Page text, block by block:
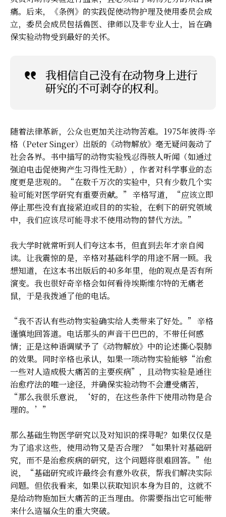
痛。后来，《条例》的实践促使动物护理及使用委员会成
立，委员会成员包括兽医、律师以及非专业人士，旨在确
保实验动物受到最好的关怀。
我相信自己没有在动物身上进行
研究的不可剥夺的权利。
随着法律革新，公众也更加关注动物苦难。1975年彼得·辛
格（Peter Singer）出版的《动物解放》毫无疑问轰动了
社会各界。书中描写的动物实验残忍得骇人听闻（如通过
强迫电击促使狗产生习得性无助），作者对科学事业的态
度更是悲观的。“在数千万次的实验中，只有少数几个实
验可能对医学研究有重要贡献。” 辛格写道，“应该立即
停止那些没有直接紧迫或目的的实验，在剩下的研究领域
中，我们应该尽可能寻求不使用动物的替代方法。”
我大学时就常听到人们夸这本书，但直到去年才亲自阅
读。让我震惊的是，辛格对基础科学的用途不屑一顾。我
想知道，在这本书出版后的40多年里，他的观点是否有所
演变。我也很好奇辛格会如何看待埃斯维尔特的无痛老
鼠，于是我拨通了他的电话。
“我不否认有些动物实验确实给人类带来了好处。” 辛格
谨慎地回答道。电话那头的声音干巴巴的，不带任何感
情；正是这种语调赋予了《动物解放》中的论述撕心裂肺
的效果。同时辛格也承认，如果一项动物实验能够“治愈
一些对人造成极大痛苦的主要疾病”，且动物实验是通往
治愈疗法的唯一途径，并确保实验动物不会遭受痛苦，
“那么我很乐意说，‘好的，在这些条件下使用动物是合
理的。’”
那么基础生物医学研究以及对知识的探寻呢？如果仅仅是
为了追求这些，使用动物又是否合理？“如果针对基础研
究，而不是治愈疾病的研究，这个问题将很难回答。”他
说，“基础研究或许最终会有意外收获，帮我们解决实际
问题。但依我看来，如果以获取知识本身为目的，这就不
是给动物施加巨大痛苦的正当理由。你需要指出它可能带
来什么造福众生的重大突破。